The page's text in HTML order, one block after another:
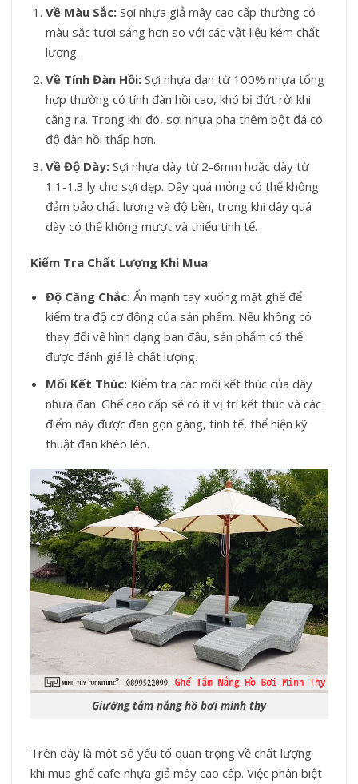
Về Màu Sắc: Sợi nhựa giả mây cao cấp thường có
màu sắc tươi sáng hơn so với các vật liệu kém chất
lượng.
Về Tính Đàn Hồi: Sợi nhựa đan từ 100% nhựa tổng
hợp thường có tính đàn hồi cao, khó bị đứt rời khi
căng ra. Trong khi đó, sợi nhựa pha thêm bột đá có
độ đàn hồi thấp hơn.
Về Độ Dày: Sợi nhựa dày từ 2-6mm hoặc dày từ
1.1-1.3 ly cho sợi dẹp. Dây quá mỏng có thể không
đảm bảo chất lượng và độ bền, trong khi dây quá
dày có thể không mượt và thiếu tinh tế.
Kiểm Tra Chất Lượng Khi Mua
Độ Căng Chắc: Ấn mạnh tay xuống mặt ghế để
kiểm tra độ cơ động của sản phẩm. Nếu không có
thay đổi về hình dạng ban đầu, sản phẩm có thể
được đánh giá là chất lượng.
Mối Kết Thúc: Kiểm tra các mối kết thúc của dây
nhựa đan. Ghế cao cấp sẽ có ít vị trí kết thúc và các
điểm này được đan gọn gàng, tinh tế, thể hiện kỹ
thuật đan khéo léo.
Giường tắm nắng hồ bơi minh thy
Trên đây là một số yếu tố quan trọng về chất lượng
khi mua ghế cafe nhựa giả mây cao cấp. Việc phân biệt